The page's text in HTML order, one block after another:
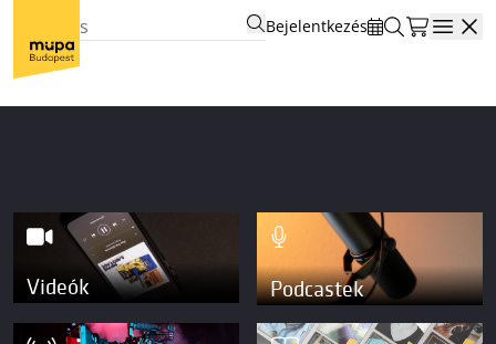
Bejelentkezés
Videók Podcastek